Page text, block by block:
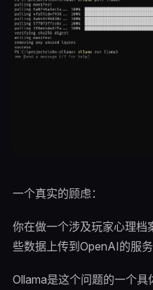
一个真实的顾虑：
你在做一个涉及玩家心理档
些数据上传到OpenAI的服
Ollama是这个问题的一个